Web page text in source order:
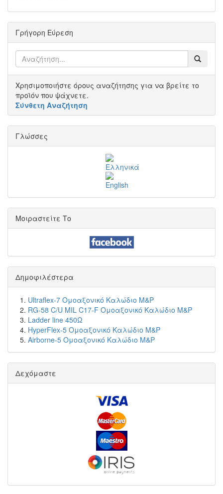
Γρήγορη Εύρεση
Χρησιμοποιήστε όρους αναζήτησης για να βρείτε το
προϊόν που ψάχνετε.
Σύνθετη Αναζήτηση
Γλώσσες
Μοιραστείτε Το
Δημοφιλέστερα
Ultraflex-7 Ομοαξονικό Καλώδιο M&P
RG-58 C/U MIL C17-F Ομοαξονικό Καλώδιο M&P
Ladder line 450Ω
HyperFlex-5 Ομοαξονικό Καλώδιο M&P
Airborne-5 Ομοαξονικό Καλώδιο M&P
Δεχόμαστε